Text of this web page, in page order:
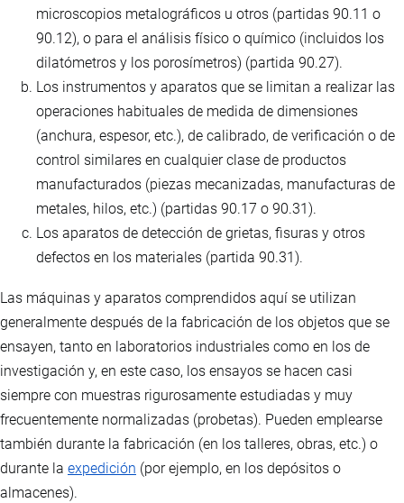
microscopios metalográficos u otros (partidas 90.11 o
90.12), o para el análisis físico o químico (incluidos los
dilatómetros y los porosímetros) (partida 90.27).
Los instrumentos y aparatos que se limitan a realizar las
operaciones habituales de medida de dimensiones
(anchura, espesor, etc.), de calibrado, de verificación o de
control similares en cualquier clase de productos
manufacturados (piezas mecanizadas, manufacturas de
metales, hilos, etc.) (partidas 90.17 o 90.31).
Los aparatos de detección de grietas, fisuras y otros
defectos en los materiales (partida 90.31).
Las máquinas y aparatos comprendidos aquí se utilizan
generalmente después de la fabricación de los objetos que se
ensayen, tanto en laboratorios industriales como en los de
investigación y, en este caso, los ensayos se hacen casi
siempre con muestras rigurosamente estudiadas y muy
frecuentemente normalizadas (probetas). Pueden emplearse
también durante la fabricación (en los talleres, obras, etc.) o
durante la expedición (por ejemplo, en los depósitos o
almacenes).